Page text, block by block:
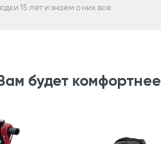
15 лет и знаем о них все
будет комфортнее